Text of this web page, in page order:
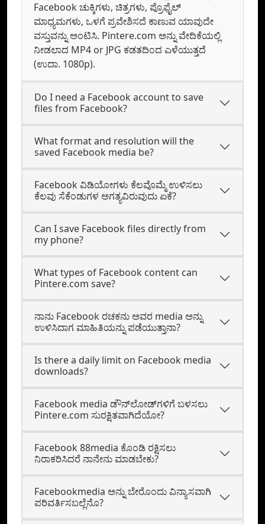
Facebook ಚುಕ್ಕಿಗಳು, ಚಿತ್ರಗಳು, ಪ್ರೊಫೈಲ್‌
ಮಾಧ್ಯಮಗಳು, ಒಳಗೆ ಪ್ರವೇಶಿಸದೆ ಕಾಣುವ ಯಾವುದೇ
ವಸ್ತುವನ್ನು ಅಂಟಿಸಿ. Pintere.com ಅನ್ನು ವೇದಿಕೆಯಲ್ಲಿ
ನೀಡಲಾದ MP4 or JPG ಕಡತದಿಂದ ಎಳೆಯುತ್ತದೆ
(ಉದಾ. 1080p).
Do I need a Facebook account to save
files from Facebook?
What format and resolution will the
saved Facebook media be?
Facebook ವಿಡಿಯೋಗಳು ಕೆಲವೊಮ್ಮೆ ಉಳಿಸಲು
ಕೆಲವು ಸೆಕೆಂಡುಗಳ ಅಗತ್ಯವಿರುವುದು ಏಕೆ?
Can I save Facebook files directly from
my phone?
What types of Facebook content can
Pintere.com save?
ನಾನು Facebook ರಚಕನು ಅವರ media ಅನ್ನು
ಉಳಿಸಿದಾಗ ಮಾಹಿತಿಯನ್ನು ಪಡೆಯುತ್ತಾನಾ?
Is there a daily limit on Facebook media
downloads?
Facebook media ಡೌನ್‌ಲೋಡ್‌ಗಳಿಗೆ ಬಳಸಲು
Pintere.com ಸುರಕ್ಷಿತವಾಗಿದೆಯೋ?
Facebook 88media ಕೊಂಡಿ ರಕ್ಷಿಸಲು
ನಿರಾಕರಿಸಿದರೆ ನಾನೇನು ಮಾಡಬೇಕು?
Facebookmedia ಅನ್ನು ಬೇರೊಂದು ವಿನ್ಯಾಸವಾಗಿ
ಪರಿವರ್ತಿಸಬಲ್ಲೆನೊ?